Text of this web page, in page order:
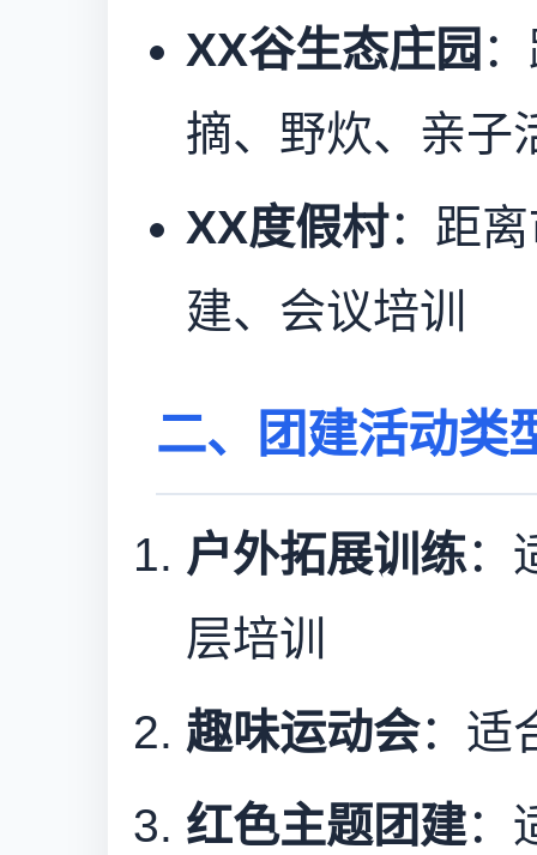
XX谷生态庄园
摘、野炊、亲子
XX度假村：距
建、会议培训
二、团建活动类
户外拓展训练：
层培训
趣味运动会：适
红色主题团建：